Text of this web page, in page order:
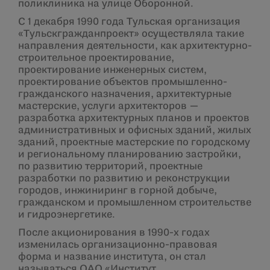
поликлиника на улице Оборонной.
С 1 декабря 1990 года Тульская организация
«Тульскгражданпроект» осуществляла такие
направления деятельности, как архитектурно-
строительное проектирование,
проектирование инженерных систем,
проектирование объектов промышленно-
гражданского назначения, архитектурные
мастерские, услуги архитекторов —
разработка архитектурных планов и проектов
административных и офисных зданий, жилых
зданий, проектные мастерские по городскому
и региональному планированию застройки,
по развитию территорий, проектные
разработки по развитию и реконструкции
городов, инжиниринг в горной добыче,
гражданском и промышленном строительстве
и гидроэнергетике.
После акционирования в 1990-х годах
изменилась организационно-правовая
форма и название института, он стал